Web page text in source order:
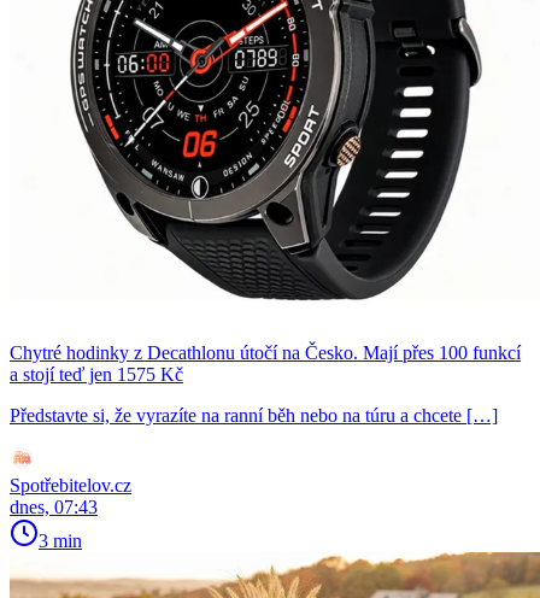
Chytré hodinky z Decathlonu útočí na Česko. Mají přes 100 funkcí
a stojí teď jen 1575 Kč
Představte si, že vyrazíte na ranní běh nebo na túru a chcete […]
Spotřebitelov.cz
dnes, 07:43
3 min